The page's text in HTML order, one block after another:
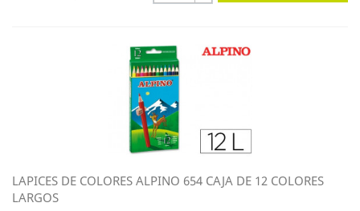
LAPICES DE COLORES ALPINO 654 CAJA DE 12 COLORES
LARGOS